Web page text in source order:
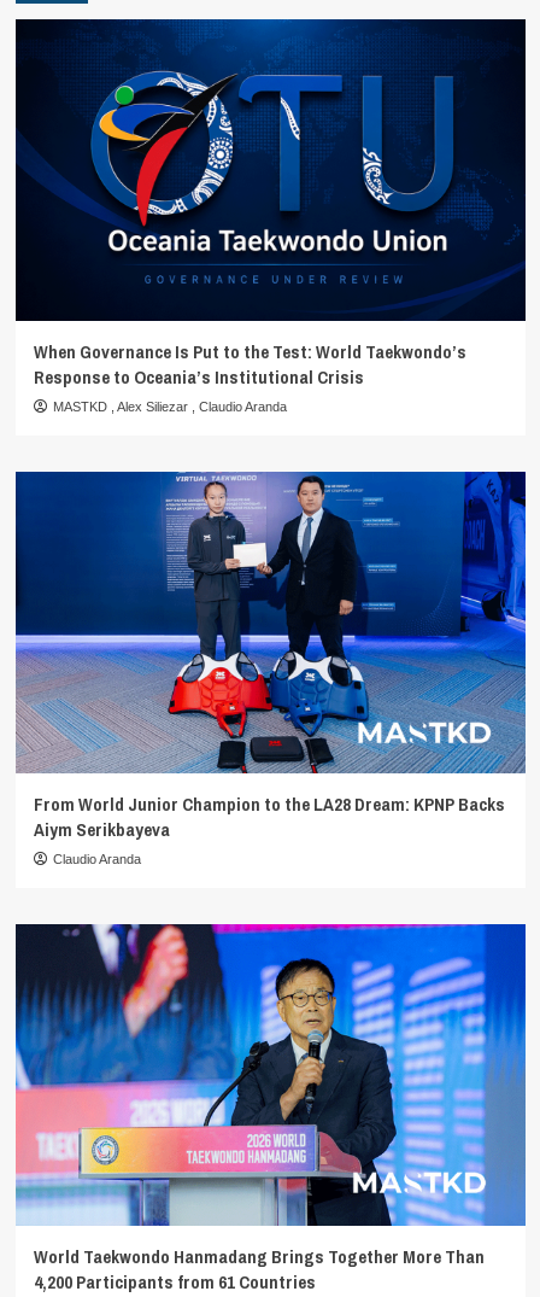
When Governance Is Put to the Test: World Taekwondo’s
Response to Oceania’s Institutional Crisis
MASTKD Alex Siliezar Claudio Aranda
From World Junior Champion to the LA28 Dream: KPNP Backs
Aiym Serikbayeva
Claudio Aranda
World Taekwondo Hanmadang Brings Together More Than
4,200 Participants from 61 Countries